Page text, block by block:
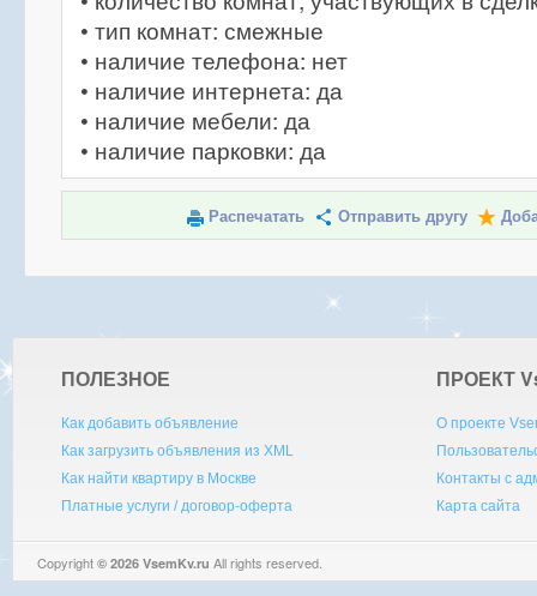
• тип комнат: смежные
• наличие телефона: нет
• наличие интернета: да
• наличие мебели: да
• наличие парковки: да
Распечатать Отправить другу
ПОЛЕЗНОЕ
Как добавить объявление
Как загрузить объявления из XML
Как найти квартиру в Москве
Платные услуги / договор-оферта
ПРОЕКТ V
О проекте
Контакты с
Карта сайта
Copyright © 2026 VsemKv.ru All rights reserved.